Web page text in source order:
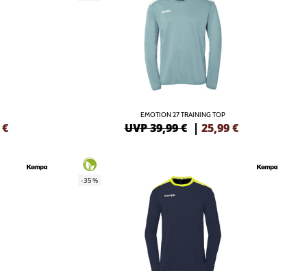
€
EMOTION 27 TRAINING TOP
UVP 39,99 € | 25,99 €
-35%